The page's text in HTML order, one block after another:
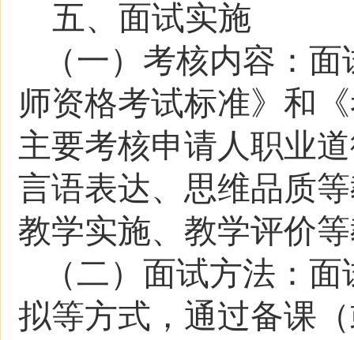
五、面试实施
（一）考核内容： 面
师资格考试标准》和
主要考核申请人职业
言语表达、思维品质
教学实施、教学评价
（二）面试方法： 面
拟等方式 ，通过备课